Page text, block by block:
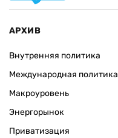
АРХИВ
Внутренняя политика
Международная политика
Макроуровень
Энергорынок
Приватизация